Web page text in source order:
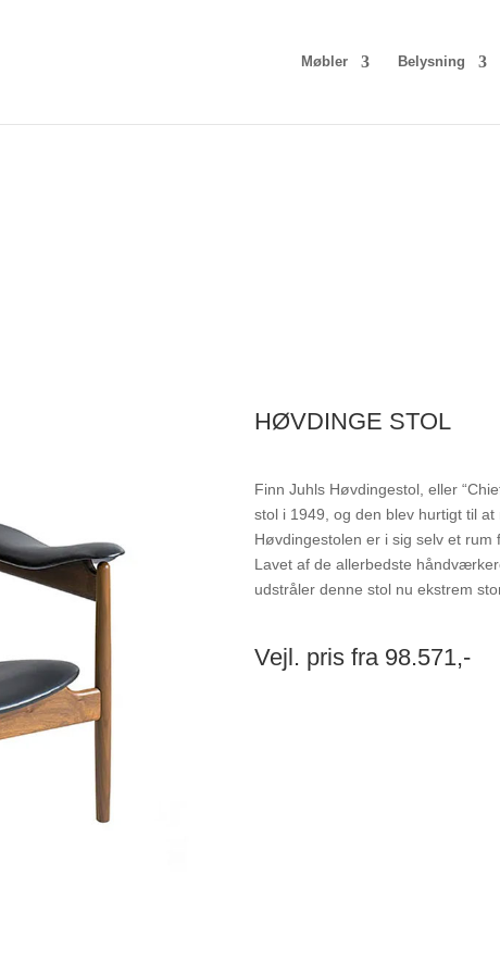
Møbler Belysning
HØVDINGE STOL
Finn Juhls Høvdingestol, eller
stol i 1949, og den blev hurtigt til
Høvdingestolen er i sig selv et
Lavet af de allerbedste
udstråler denne stol nu ekstrem
Vejl. pris fra 98.571,-